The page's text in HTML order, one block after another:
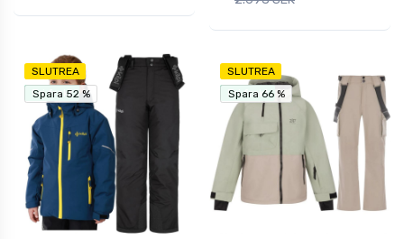
SLUTREA
Fri frakt
Spara 52 %
Spara 52 %
SLUTREA
Fri frakt
Spara 66 %
Spara 66 %